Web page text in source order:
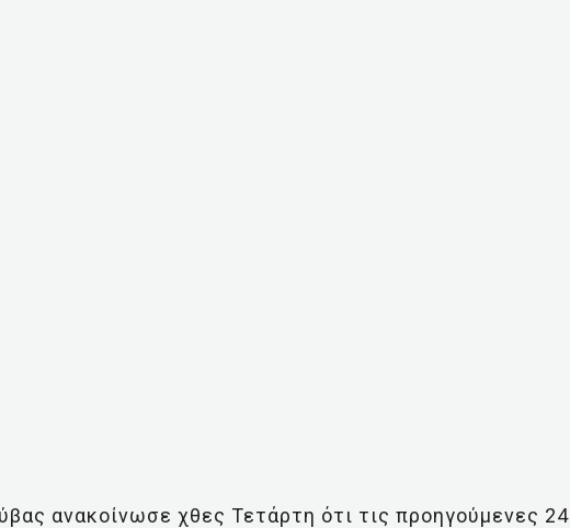
ανακοίνωσε χθες Τετάρτη ότι τις προηγούμενες 24